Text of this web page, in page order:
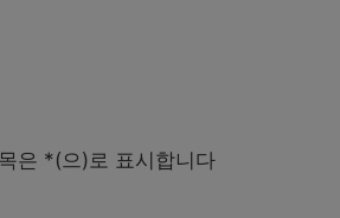
은 *(으)로 표시합니다